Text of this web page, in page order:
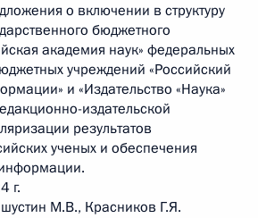
о включении в структуру
бюджетного
академия наук» федеральных
учреждений «Российский
и «Издательство «Наука»
издательской
результатов
ученых и обеспечения
г.
М.В., Красников Г.Я.